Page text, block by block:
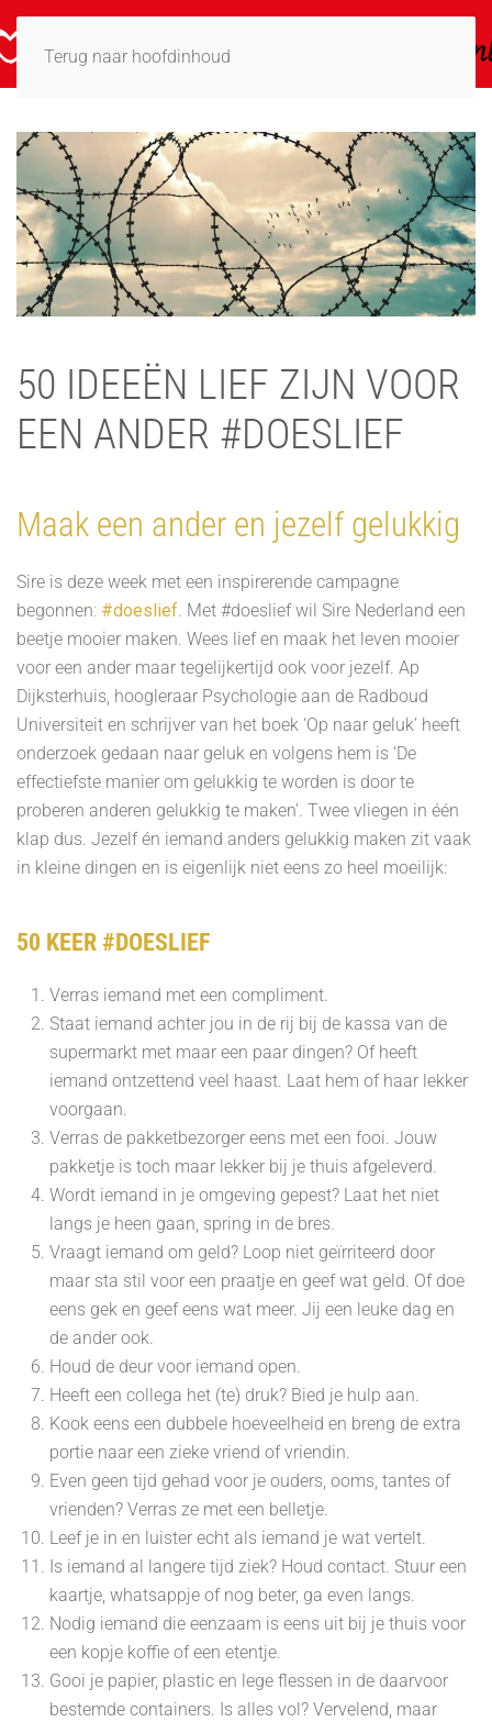
Terug naar hoofdinhoud
50 IDEEËN LIEF ZIJN VOOR
EEN ANDER #DOESLIEF
Maak een ander en jezelf gelukkig
Sire is deze week met een inspirerende campagne
begonnen: #doeslief. Met #doeslief wil Sire Nederland een
beetje mooier maken. Wees lief en maak het leven mooier
voor een ander maar tegelijkertijd ook voor jezelf. Ap
Dijksterhuis, hoogleraar Psychologie aan de Radboud
Universiteit en schrijver van het boek ‘Op naar geluk’ heeft
onderzoek gedaan naar geluk en volgens hem is ‘De
effectiefste manier om gelukkig te worden is door te
proberen anderen gelukkig te maken’. Twee vliegen in één
klap dus. Jezelf én iemand anders gelukkig maken zit vaak
in kleine dingen en is eigenlijk niet eens zo heel moeilijk:
50 KEER #DOESLIEF
Verras iemand met een compliment.
Staat iemand achter jou in de rij bij de kassa van de
supermarkt met maar een paar dingen? Of heeft
iemand ontzettend veel haast. Laat hem of haar lekker
voorgaan.
Verras de pakketbezorger eens met een fooi. Jouw
pakketje is toch maar lekker bij je thuis afgeleverd.
Wordt iemand in je omgeving gepest? Laat het niet
langs je heen gaan, spring in de bres.
Vraagt iemand om geld? Loop niet geïrriteerd door
maar sta stil voor een praatje en geef wat geld. Of doe
eens gek en geef eens wat meer. Jij een leuke dag en
de ander ook.
Houd de deur voor iemand open.
Heeft een collega het (te) druk? Bied je hulp aan.
Kook eens een dubbele hoeveelheid en breng de extra
portie naar een zieke vriend of vriendin.
Even geen tijd gehad voor je ouders, ooms, tantes of
vrienden? Verras ze met een belletje.
Leef je in en luister echt als iemand je wat vertelt.
Is iemand al langere tijd ziek? Houd contact. Stuur een
kaartje, whatsappje of nog beter, ga even langs.
Nodig iemand die eenzaam is eens uit bij je thuis voor
een kopje koffie of een etentje.
Gooi je papier, plastic en lege flessen in de daarvoor
bestemde containers. Is alles vol? Vervelend, maar